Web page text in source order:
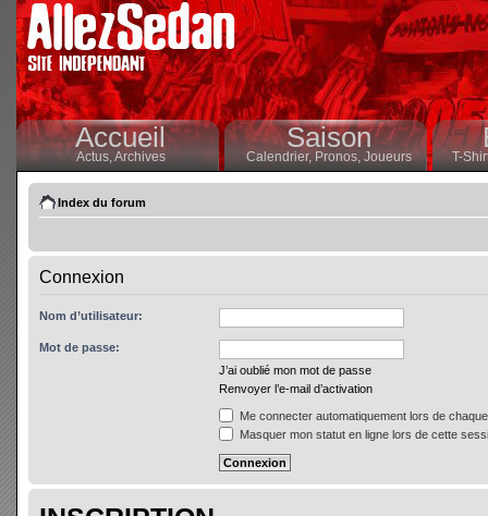
Accueil
Actus,Archives
Saison
Calendrier,Pronos, Joueurs T-
Index du forum
Connexion
Nom d’utilisateur:
Mot de passe:
J’ai oublié mon mot de passe
Renvoyer l’e-mail d’activation
Me connecter automatiquement lors de
Masquer mon statut en ligne lors de cette